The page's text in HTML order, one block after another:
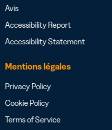
Avis
Accessibility Report
Accessibility Statement
Mentions légales
Privacy Policy
Cookie Policy
Terms of Service